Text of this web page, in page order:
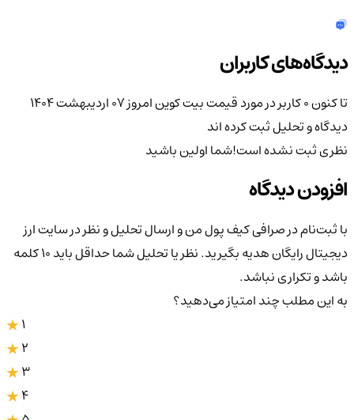
دیدگاه‌های کاربران
تا کنون 0 کاربر در مورد
قیمت بیت کوین امروز ۰۷ اردیبهشت ۱۴۰۴
دیدگاه و تحلیل ثبت کرده اند
نظری ثبت نشده است!شما اولین باشید
افزودن دیدگاه
با ثبت‌نام در صرافی کیف پول من و ارسال تحلیل و نظر در سایت ارز
دیجیتال رایگان هدیه بگیرید. نظر یا تحلیل شما حداقل باید ۱۰ کلمه
باشد و تکراری نباشد.
به این مطلب چند امتیاز می‌دهید؟
3
4